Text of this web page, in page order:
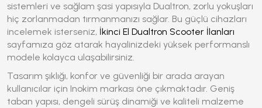
sistemleri ve sağlam şasi yapısıyla Dualtron, zorlu yokuşları
hiç zorlanmadan tırmanmanızı sağlar. Bu güçlü cihazları
incelemek isterseniz, İkinci El Dualtron Scooter İlanları
sayfamıza göz atarak hayalinizdeki yüksek performanslı
modele kolayca ulaşabilirsiniz.
Tasarım şıklığı, konfor ve güvenliği bir arada arayan
kullanıcılar için Inokim markası öne çıkmaktadır. Geniş
taban yapısı, dengeli sürüş dinamiği ve kaliteli malzeme